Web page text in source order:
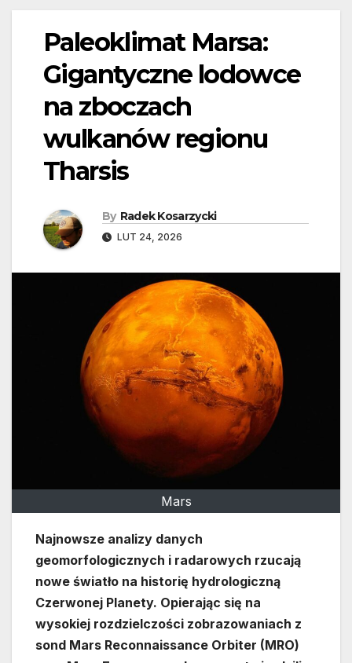
Paleoklimat Marsa:
Gigantyczne lodowce
na zboczach
wulkanów regionu
Tharsis
By Radek Kosarzycki
LUT 24, 2026
Mars
Najnowsze analizy danych
geomorfologicznych i radarowych rzucają
nowe światło na historię hydrologiczną
Czerwonej Planety. Opierając się na
wysokiej rozdzielczości zobrazowaniach z
sond Mars Reconnaissance Orbiter (MRO)